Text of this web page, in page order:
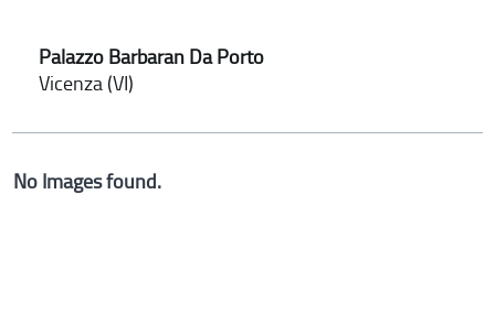
Palazzo Barbaran Da Porto
Vicenza (VI)
No Images found.